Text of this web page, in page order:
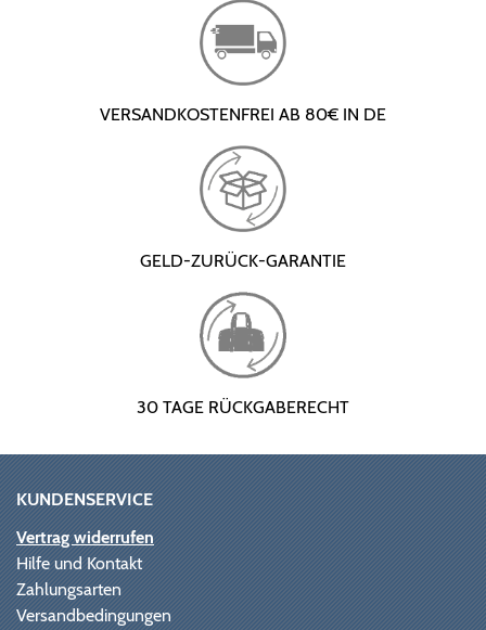
VERSANDKOSTENFREI AB 80€ IN DE
GELD-ZURÜCK-GARANTIE
30 TAGE RÜCKGABERECHT
KUNDENSERVICE
Vertrag widerrufen
Hilfe und Kontakt
Zahlungsarten
Versandbedingungen